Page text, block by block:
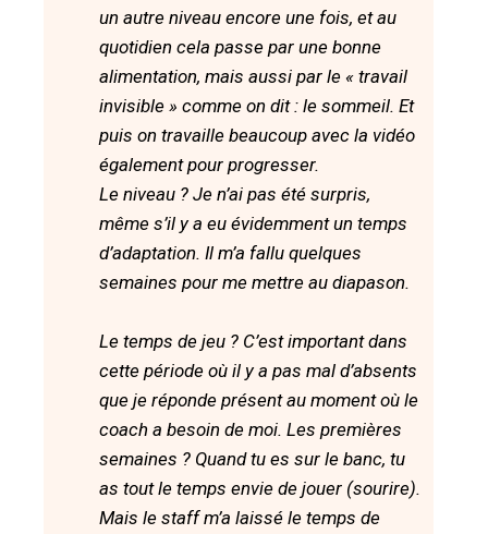
un autre niveau encore une fois, et au
quotidien cela passe par une bonne
alimentation, mais aussi par le « travail
invisible » comme on dit : le sommeil. Et
puis on travaille beaucoup avec la vidéo
également pour progresser.
Le niveau ? Je n’ai pas été surpris,
même s’il y a eu évidemment un temps
d’adaptation. Il m’a fallu quelques
semaines pour me mettre au diapason.
Le temps de jeu ? C’est important dans
cette période où il y a pas mal d’absents
que je réponde présent au moment où le
coach a besoin de moi. Les premières
semaines ? Quand tu es sur le banc, tu
as tout le temps envie de jouer (sourire).
Mais le staff m’a laissé le temps de